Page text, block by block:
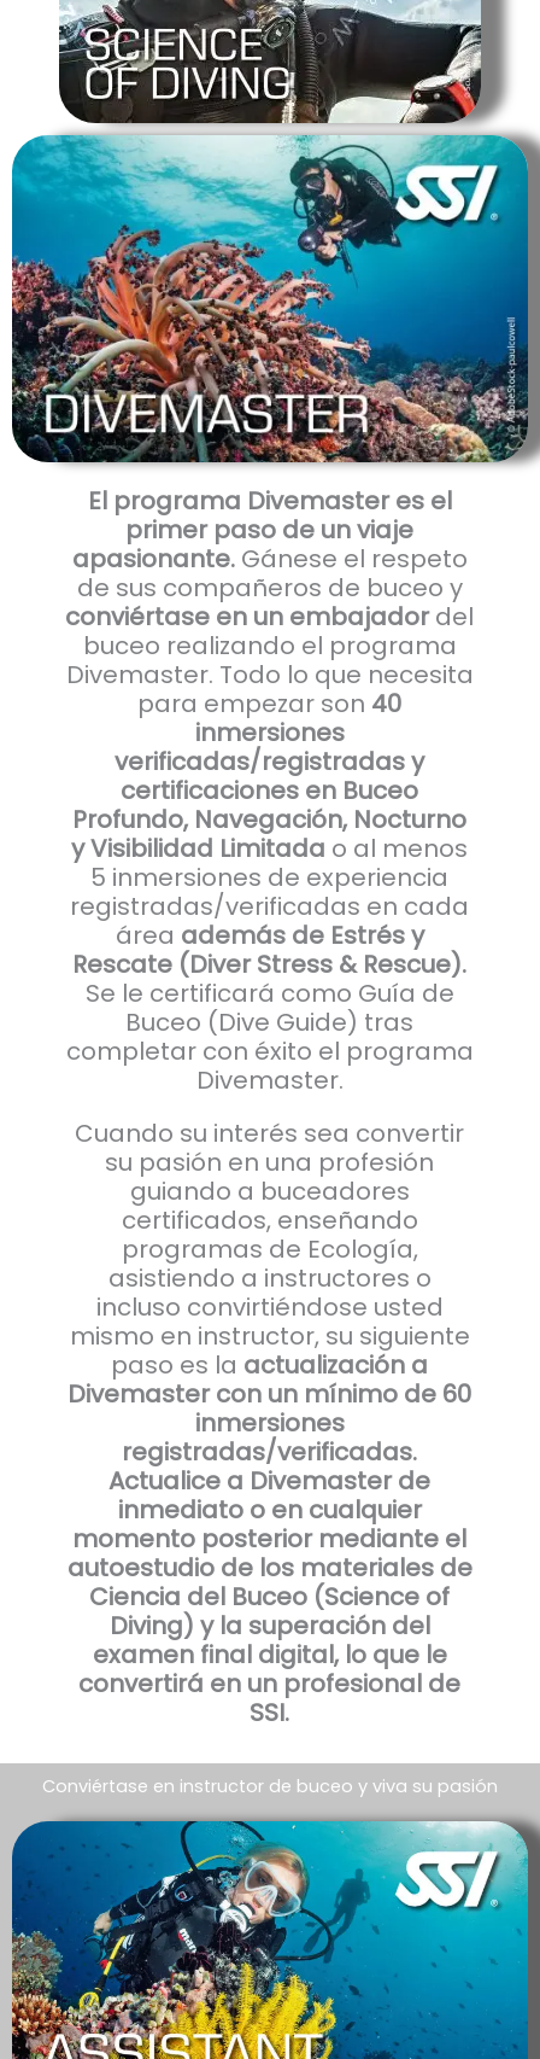
El programa Divemaster es el
primer paso de un viaje
apasionante.Gánese el respeto
de sus compañeros de buceo y
conviértase en un embajadordel
buceo realizando el programa
Divemaster. Todo lo que necesita
para empezar son 40
inmersiones
verificadas/registradas y
certificaciones en Buceo
Profundo, Navegación, Nocturno
y Visibilidad Limitada o al menos
5 inmersiones de experiencia
registradas/verificadas en cada
área además de Estrés y
Rescate (Diver Stress & Rescue).
Se le certificará como Guía de
Buceo (Dive Guide) tras
completar con éxito el programa
Divemaster.
Cuando su interés sea convertir
su pasión en una profesión
guiando a buceadores
certificados, enseñando
programas de Ecología,
asistiendo a instructores o
incluso convirtiéndose usted
mismo en instructor, su siguiente
paso es la actualización a
Divemaster con un mínimo de 60
inmersiones
registradas/verificadas.
Actualice a Divemaster de
inmediato o en cualquier
momento posterior mediante el
autoestudio de los materiales de
Ciencia del Buceo (Science of
Diving) y la superación del
examen final digital, lo que le
convertirá en un profesional de
SSI.
Conviértase en instructor de buceo y viva su pasión